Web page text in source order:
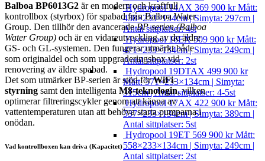
Hydropool 14AX 369 900 kr Mått:
438×233×134cm | Simyta: 297cm |
Antal sittplatser: 4st
Hydropool 16EX 509 900 kr Mått:
471×233×134cm | Simyta: 249cm |
Antal sittplatser: 2st
Hydropool 19DTAX 499 900 kr
Mått: 571×233×134cm | Simyta:
315cm | Antal sittplatser: 4-5st
Hydropool 17AX 422 900 kr Mått:
537×233×134cm | Simyta: 389cm |
Antal sittplatser: 5st
Hydropool 19ET 569 900 kr Mått:
558×233×134cm | Simyta: 249cm |
Antal sittplatser: 2st
Balboa BP6013G2 är en modern och kraftfull
kontrollbox (styrbox) för spabad från Balboa Water
Group. Den tillhör den avanceradeBP-serien (Balboa
Water Group) och är en vidareutveckling av de äldre
GS- och GL-systemen. Den fungerar utmärkt både
som originaldel och som uppgraderingsbox vid
renovering av äldre spabad.
Det som utmärker BP-serien är stöd förWiFi-
styrning samt den intelligenta M8-teknologin, vilken
optimerar filtreringscykler genom att känna av
vattentemperaturen utan att behöva starta pumparna i
onödan.
Vad kontrollboxen kan driva (Kapacitet)